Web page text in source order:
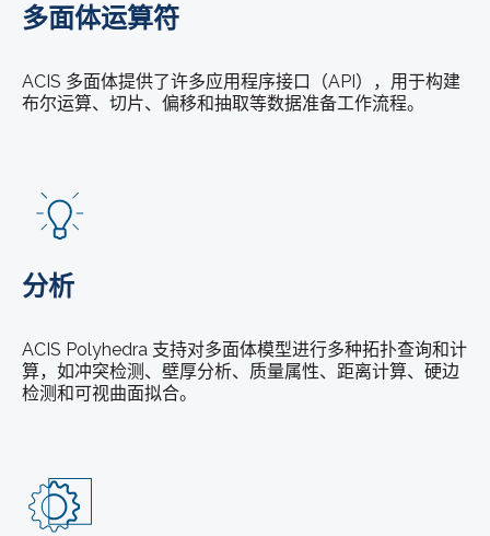
多面体运算符
ACIS 多面体提供了许多应用程序接口（API），用于构建
布尔运算、切片、偏移和抽取等数据准备工作流程。
分析
ACIS Polyhedra 支持对多面体模型进行多种拓扑查询和计
算，如冲突检测、壁厚分析、质量属性、距离计算、硬边
检测和可视曲面拟合。